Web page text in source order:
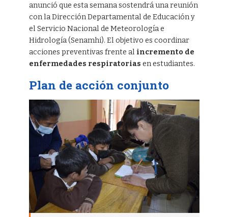
anunció que esta semana sostendrá una reunión
con la Dirección Departamental de Educación y
el Servicio Nacional de Meteorología e
Hidrología (Senamhi). El objetivo es coordinar
acciones preventivas frente al incremento de
enfermedades respiratorias en estudiantes.
Plan de acción conjunto